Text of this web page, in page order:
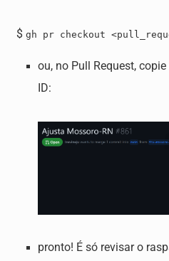
$gh pr checkout
ou, no Pull Request,
ID:
pronto! É só revisar o